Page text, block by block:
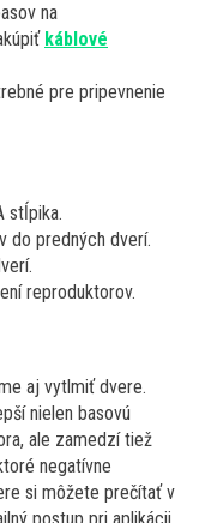
na
káblové
pre pripevnenie
stĺpika.
do predných dverí.
reproduktorov.
aj vytlmiť dvere.
nielen basovú
ale zamedzí tiež
negatívne
si môžete prečítať v